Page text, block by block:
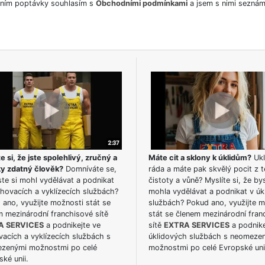
poptávky souhlasím s Obchodními podmínkamia jsem s nimi
si, že jste spolehlivý, zručný a
zdatný člověk?Domníváte se,
si mohl vydělávat a podnikat
a vyklízecích službách?
ano, využijte možnosti stát se
mezinárodní franchisové sítě
SERVICESa podnikejte ve
a vyklízecích službách s
možnostmi po celé
unii.
Máte cit a sklony k úklidům?
ráda a máte pak skvělý pocit z
čistoty a vůně? Myslíte si, že
mohla vydělávat a podnikat v
službách? Pokud ano, využijte
stát se členem mezinárodní
sítě EXTRA SERVICESa
úklidových službách s
možnostmi po celé Evropské